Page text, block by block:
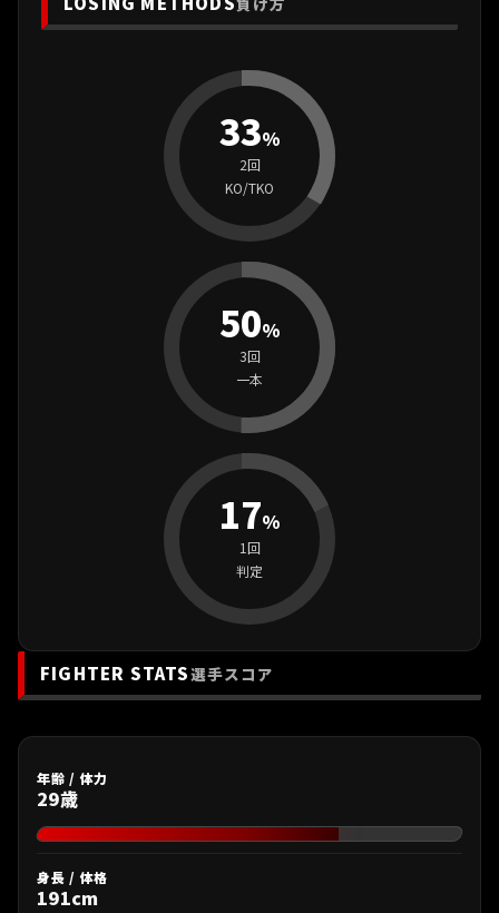
33%
2回
KO/TKO
50%
3回
一本
17%
1回
判定
FIGHTER STATS選手スコア
年齢 / 体力
29歳
身長 / 体格
191cm